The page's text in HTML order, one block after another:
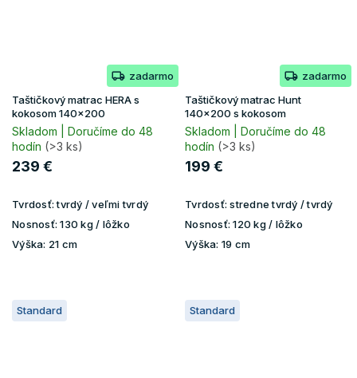
zadarmo
Taštičkový matrac HERA s
kokosom 140x200
Skladom | Doručíme do 48
hodín (>3 ks)
239 €
Tvrdosť:tvrdý / veľmi tvrdý
Nosnosť: 130 kg / lôžko
Výška: 21 cm
zadarmo
Taštičkový matrac Hunt
140x200 s kokosom
Skladom | Doručíme do 48
hodín (>3 ks)
199 €
Tvrdosť: stredne tvrdý / tvrdý
Nosnosť: 120 kg / lôžko
Výška: 19 cm
Standard Standard